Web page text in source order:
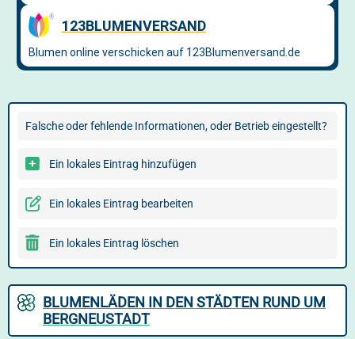
Falsche oder fehlende Informationen, oder Betrieb eingestellt?
Ein lokales Eintrag hinzufügen
Ein lokales Eintrag bearbeiten
Ein lokales Eintrag löschen
BLUMENLÄDEN IN DEN STÄDTEN RUND UM
BERGNEUSTADT